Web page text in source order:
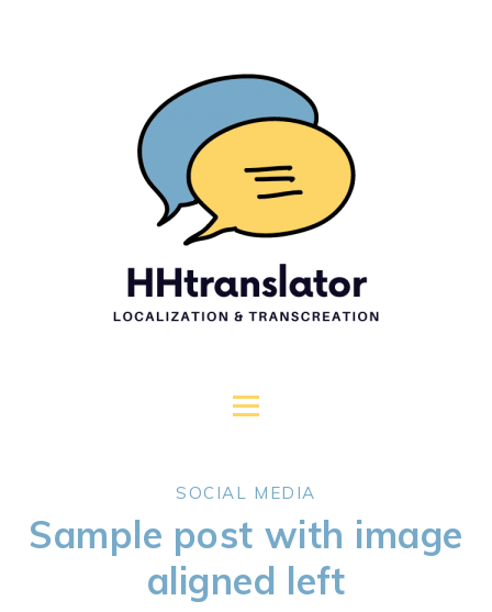
SOCIAL MEDIA
Sample post with image
aligned left